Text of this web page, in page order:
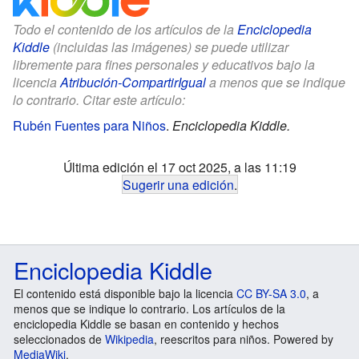
Todo el contenido de los artículos de la Enciclopedia
Kiddle (incluidas las imágenes) se puede utilizar
libremente para fines personales y educativos bajo la
licenciaAtribución-CompartirIguala menos que se indique
lo contrario. Citar este artículo:
Rubén Fuentes para Niños. Enciclopedia Kiddle.
Última edición el 17 oct 2025, a las 11:19
Sugerir una edición.
Enciclopedia Kiddle
El contenido está disponible bajo la licencia CC BY-SA 3.0, a
menos que se indique lo contrario. Los artículos de la
enciclopedia Kiddle se basan en contenido y hechos
seleccionados de Wikipedia, reescritos para niños. Powered by
MediaWiki.